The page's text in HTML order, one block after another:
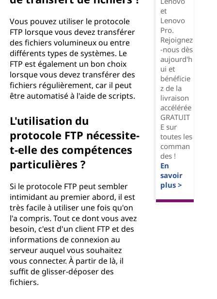
Vous pouvez utiliser le protocole
FTP lorsque vous devez transférer
des fichiers volumineux ou entre
différents types de systèmes. Le
FTP est également un bon choix
lorsque vous devez transférer des
fichiers régulièrement, car il peut
être automatisé à l'aide de scripts.
L'utilisation du
protocole FTP nécessite-
t-elle des compétences
particulières ?
Si le protocole FTP peut sembler
intimidant au premier abord, il est
très facile à utiliser une fois qu'on
l'a compris. Tout ce dont vous avez
besoin, c'est d'un client FTP et des
informations de connexion au
serveur auquel vous souhaitez
vous connecter. À partir de là, il
suffit de glisser-déposer des
fichiers.
et
Lenovo
Pro.
Rejoignez
-nous dès
aujourd'h
ui et
bénéficie
z de la
livraison
accélérée
GRATUIT
E sur
toutes les
comman
des !
En
savoir
plus >